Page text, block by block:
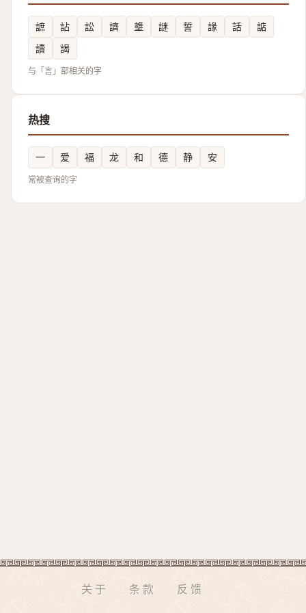
謶 詀 訟 䜞 䜃 謎 誓 䛹 話
䛸
讀
謁
与「言」部相关的字
热搜
一 爱 福 龙 和 德 静 安
常被查询的字
关于 条款 反馈